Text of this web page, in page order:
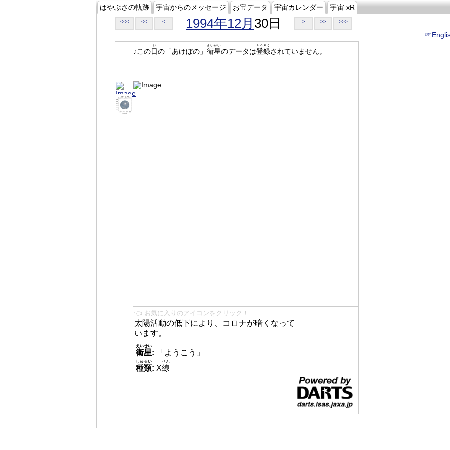
はやぶさの軌跡 宇宙からのメッセージ お宝データ 宇宙カレンダー 宇宙 xR
<<< << < 1994年12月 30日 > >> >>>
♪この日
ひ
の「あけぼの」 衛星
えいせい
のデータは登録
とうろく
されていません。
👈 お気に入りのアイコンをクリック！
太陽活動の低下により、コロナが暗くなって
います。
衛星
えいせい
:
「ようこう」
種類
しゅるい
: X線
せん